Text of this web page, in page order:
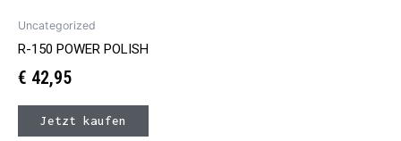
Uncategorized
R-150 POWER POLISH
€ 42,95
Jetzt kaufen